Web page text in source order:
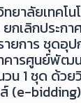
ทยาลัยเทคโ
กเลิกประกา
ยการ ชุดอุ
คารศูนย์พัฒ
น 1 ชุด ด้วย
(e-bidding)